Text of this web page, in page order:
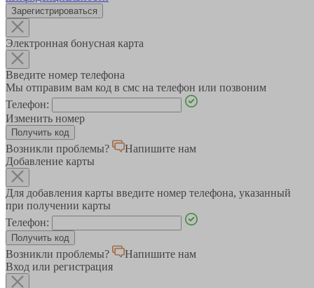
Зарегистрироваться
Электронная бонусная карта
Введите номер телефона
Мы отправим вам код в смс на телефон или позвоним
Телефон:
Изменить номер
Возникли проблемы?
Напишите нам
Добавление карты
Для добавления карты введите номер телефона, указанный
при получении карты
Телефон:
Возникли проблемы?
Напишите нам
Вход или регистрация